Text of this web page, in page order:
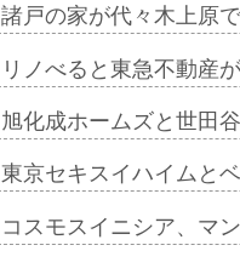
諸戸の家が代々木上原
リノべると東急不動産
旭化成ホームズと世田
東京セキスイハイムと
コスモスイニシア、マ